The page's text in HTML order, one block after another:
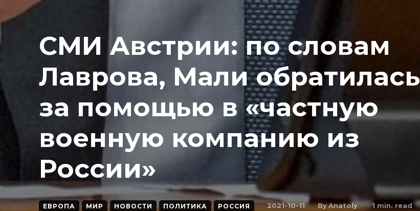
СМИ Австрии: по словам
Лаврова, Мали обратилась
за помощью в «частную
военную компанию из
России»
ЕВРОПА МИР НОВОСТИ ПОЛИТИКА РОССИЯ 2021-10-11 ByAnatoly 1 min. read